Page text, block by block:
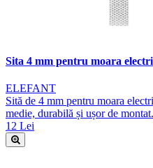
Sita 4 mm pentru moara
ELEFANT
Sită de 4 mm pentru moara
medie, durabilă și ușor de montat.
12 Lei